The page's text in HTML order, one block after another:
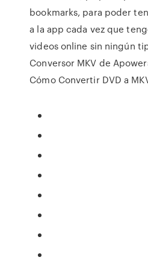
bookmarks, para poder
a la app cada vez que
videos online sin ningún
Conversor MKV de
Cómo Convertir DVD a